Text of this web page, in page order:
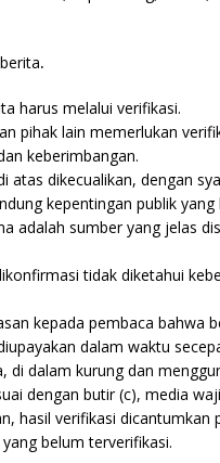
.
harus melalui verifikasi.
pihak lain memerlukan
keberimbangan.
atas dikecualikan, dengan
kepentingan publik
adalah sumber yang jelas
tidak diketahui
kepada pembaca bahwa
dalam waktu
di dalam kurung dan
dengan butir (c), media
hasil verifikasi
belum terverifikasi.